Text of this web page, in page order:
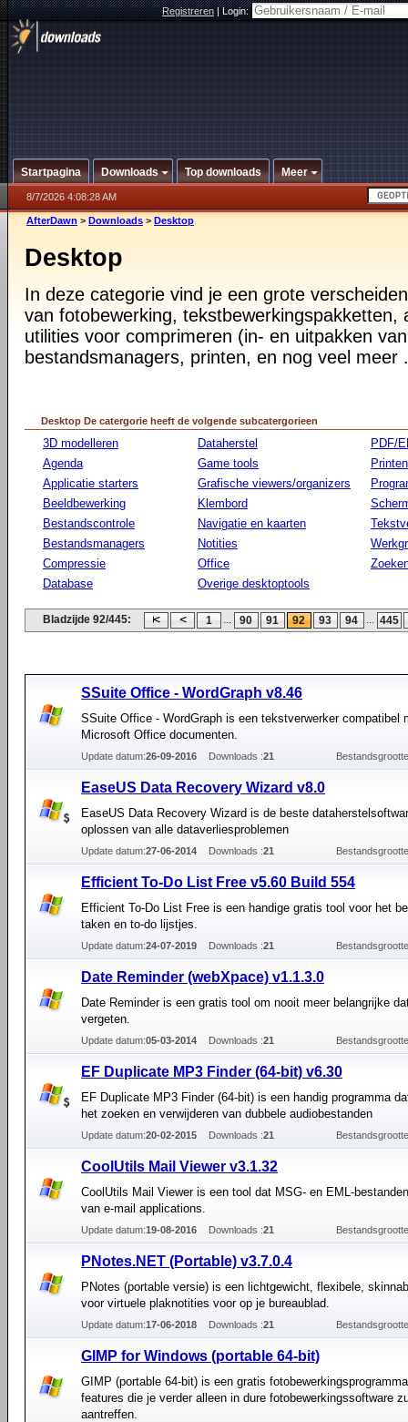
Registreren|Login:
Startpagina Downloads Top downloads Meer
8/7/2026 4:08:28 AM
AfterDawn > Downloads > Desktop
Desktop
In deze categorie vind je een grote
van fotobewerking, tekstbewerkingspakketten,
utilities voor comprimeren (in- en uitpakken
bestandsmanagers, printen, en nog veel meer
Desktop De catergorie heeft de volgende subcatergorieen
3D modelleren
Agenda
Applicatie starters
Beeldbewerking
Bestandscontrole
Bestandsmanagers
Compressie
Database
Dataherstel
Game tools
Grafische viewers/organizers
Klembord
Navigatie en kaarten
Notities
Office
Overige desktoptools
PDF/
Printen
Bladzijde 92/445: 1 ... 90 91 92 93 94 ... 445
SSuite Office - WordGraph v8.46
SSuite Office - WordGraph is een tekstverwerker compatibel
Microsoft Office documenten.
Update datum:26-09-2016 Downloads :21
EaseUS Data Recovery Wizard v8.0
EaseUS Data Recovery Wizard is de beste
oplossen van alle dataverliesproblemen
Update datum:27-06-2014 Downloads :21
Efficient To-Do List Free v5.60 Build 554
Efficient To-Do List Free is een handige gratis tool voor het
taken en to-do lijstjes.
Update datum:24-07-2019 Downloads :21
Date Reminder (webXpace) v1.1.3.0
Date Reminder is een gratis tool om nooit meer belangrijke
vergeten.
Update datum:05-03-2014 Downloads :21
EF Duplicate MP3 Finder (64-bit) v6.30
EF Duplicate MP3 Finder (64-bit) is een handig programma
het zoeken en verwijderen van dubbele audiobestanden
Update datum:20-02-2015 Downloads :21
CoolUtils Mail Viewer v3.1.32
CoolUtils Mail Viewer is een tool dat MSG- en EML-
van e-mail applications.
Update datum:19-08-2016 Downloads :21
PNotes.NET (Portable) v3.7.0.4
PNotes (portable versie) is een lichtgewicht, flexibele,
voor virtuele plaknotities voor op je bureaublad.
Update datum:17-06-2018 Downloads :21
GIMP for Windows (portable 64-bit)
GIMP (portable 64-bit) is een gratis
features die je verder alleen in dure fotobewerkingssoftware
aantreffen.